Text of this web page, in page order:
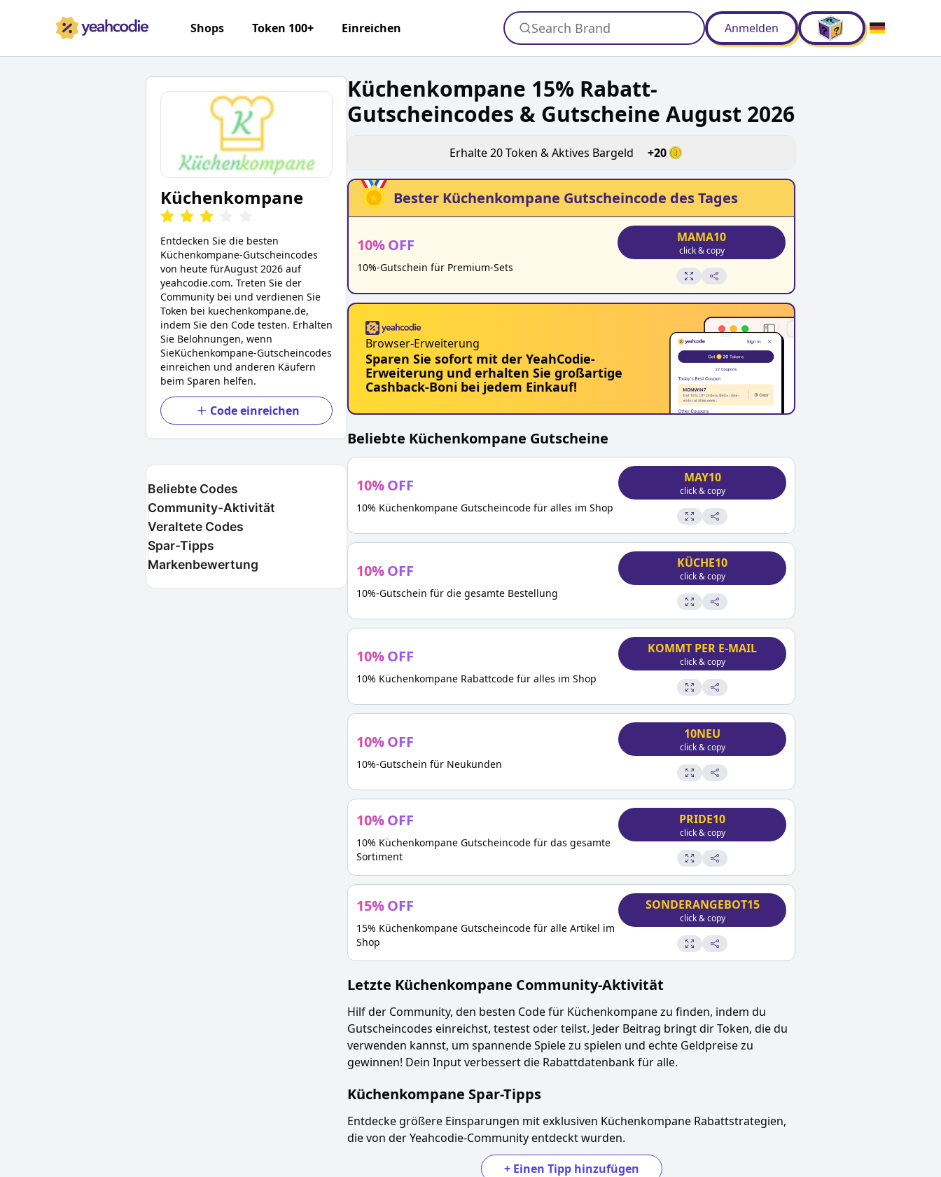
Shops Token 100+ Einreichen Search Brand Anmelden
Küchenkompane
Entdecken Sie die besten
Küchenkompane-Gutscheincodes
von heute fürAugust 2026 auf
yeahcodie.com. Treten Sie der
Community bei und verdienen Sie
Token bei kuechenkompane.de,
indem Sie den Code testen. Erhalten
Sie Belohnungen, wenn
SieKüchenkompane-Gutscheincodes
einreichen und anderen Käufern
beim Sparen helfen.
Code einreichen
Beliebte Codes
Community-Aktivität
Veraltete Codes
Spar-Tipps
Markenbewertung
Küchenkompane 15% Rabatt-
Gutscheincodes & Gutscheine August 2026
Erhalte20Token & Aktives Bargeld +20
Bester Küchenkompane Gutscheincode des Tages
10%OFF
10%-Gutschein für Premium-Sets
MAMA10
click & copy
Browser-Erweiterung
Sparen Sie sofort mit der YeahCodie-
Erweiterung und erhalten Sie großartige
Cashback-Boni bei jedem Einkauf!
Beliebte Küchenkompane Gutscheine
10%OFF
10% Küchenkompane Gutscheincode für alles im Shop
MAY10
click & copy
10%OFF
10%-Gutschein für die gesamte Bestellung
KÜCHE10
click & copy
10%OFF
10% Küchenkompane Rabattcode für alles im Shop
KOMMT PER E-MAIL
click & copy
10%OFF
10%-Gutschein für Neukunden
10NEU
click & copy
10%OFF
10% Küchenkompane Gutscheincode für das gesamte
Sortiment
PRIDE10
click & copy
15%OFF
15% Küchenkompane Gutscheincode für alle Artikel im
Shop
SONDERANGEBOT15
click & copy
Letzte Küchenkompane Community-Aktivität
Hilf der Community, den besten Code für Küchenkompanezu finden, indem du
Gutscheincodes einreichst, testest oder teilst. Jeder Beitrag bringt dir Token, die du
verwenden kannst, um spannende Spiele zu spielen und echte Geldpreise zu
gewinnen! Dein Input verbessert die Rabattdatenbank für alle.
Küchenkompane Spar-Tipps
Entdecke größere Einsparungen mit exklusiven Küchenkompane Rabattstrategien,
die von der Yeahcodie-Community entdeckt wurden.
+ Einen Tipp hinzufügen